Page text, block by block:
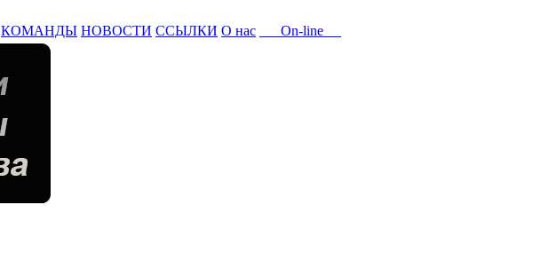
КОМАНДЫ НОВОСТИ ССЫЛКИ О нас On-line